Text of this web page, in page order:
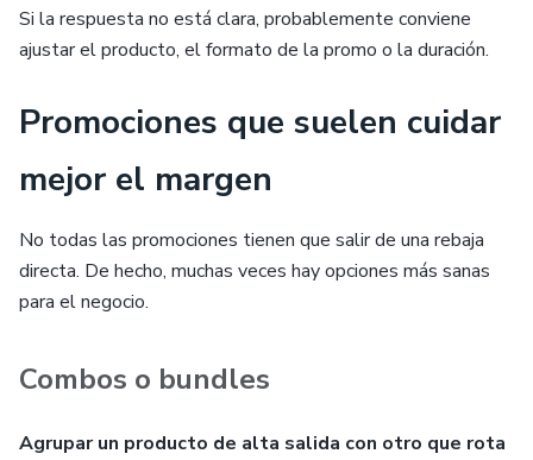
Si la respuesta no está clara, probablemente conviene
ajustar el producto, el formato de la promo o la duración.
Promociones que suelen cuidar
mejor el margen
No todas las promociones tienen que salir de una rebaja
directa. De hecho, muchas veces hay opciones más sanas
para el negocio.
Combos o bundles
Agrupar un producto de alta salida con otro que rota